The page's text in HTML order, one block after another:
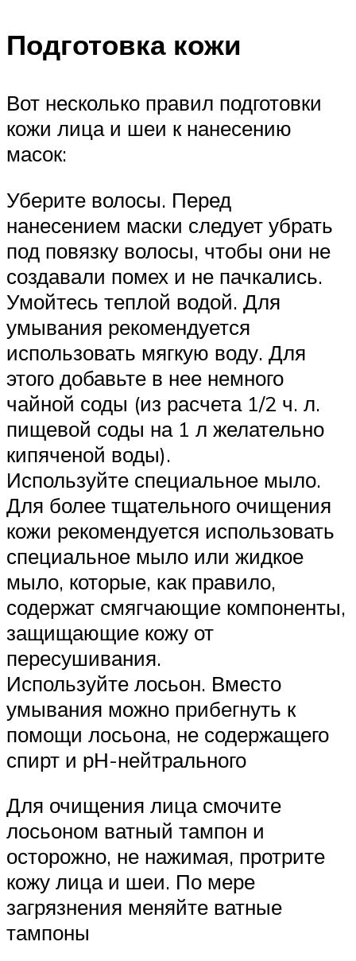
Подготовка кожи
Вот несколько правил подготовки
кожи лица и шеи к нанесению
масок:
Уберите волосы. Перед
нанесением маски следует убрать
под повязку волосы, чтобы они не
создавали помех и не пачкались.
Умойтесь теплой водой. Для
умывания рекомендуется
использовать мягкую воду. Для
этого добавьте в нее немного
чайной соды (из расчета 1/2 ч. л.
пищевой соды на 1 л желательно
кипяченой воды).
Используйте специальное мыло.
Для более тщательного очищения
кожи рекомендуется использовать
специальное мыло или жидкое
мыло, которые, как правило,
содержат смягчающие компоненты,
защищающие кожу от
пересушивания.
Используйте лосьон. Вместо
умывания можно прибегнуть к
помощи лосьона, не содержащего
спирт и рН-нейтрального
Для очищения лица смочите
лосьоном ватный тампон и
осторожно, не нажимая, протрите
кожу лица и шеи. По мере
загрязнения меняйте ватные
тампоны